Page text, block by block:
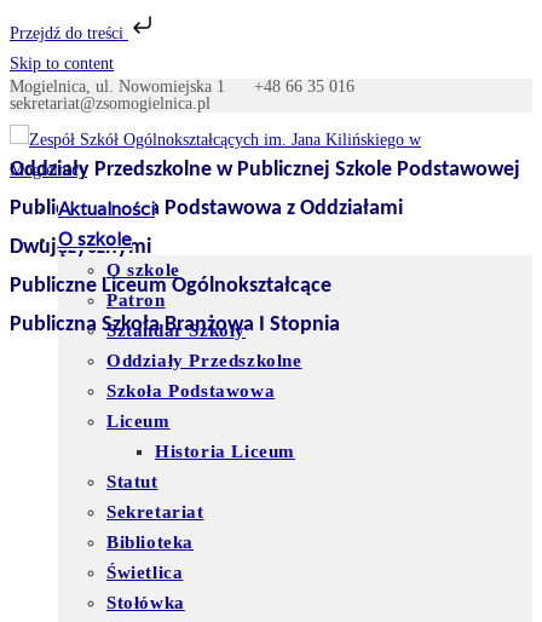
Przejdź do treści
Skip to content
Mogielnica, ul. Nowomiejska 1 +48 66 35 016
sekretariat@zsomogielnica.pl
Oddziały Przedszkolne w Publicznej Szkole Podstawowej
Publiczna Szkoła Podstawowa z Oddziałami
Dwujęzycznymi
Publiczne Liceum Ogólnokształcące
Publiczna Szkoła Branżowa I Stopnia
Aktualności
O szkole
O szkole
Patron
Sztandar Szkoły
Oddziały Przedszkolne
Szkoła Podstawowa
Liceum
Historia Liceum
Statut
Sekretariat
Biblioteka
Świetlica
Stołówka